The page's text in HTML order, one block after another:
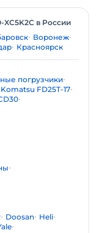
XC5K2C в России
Воронеж
Красноярск
погрузчики
Komatsu FD25T-17
Doosan Heli